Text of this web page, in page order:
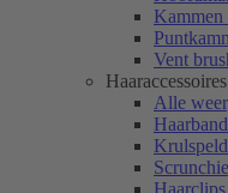
Vent
Haaraccessoires
Alle